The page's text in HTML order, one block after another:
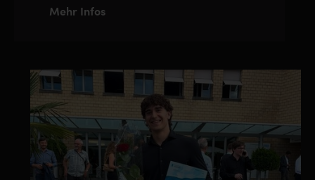
Mehr Infos